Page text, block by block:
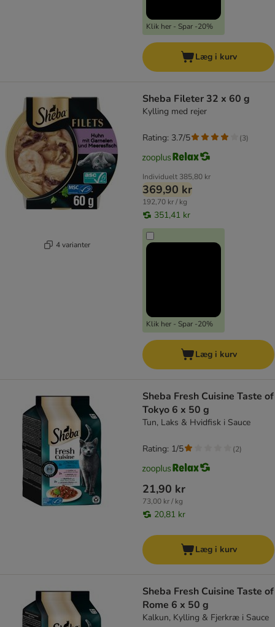
Klik her - Spar -20%
Læg i kurv
4 varianter
Sheba Fileter 32 x 60 g
Kylling med rejer
Individuelt 385,80 kr
369,90 kr
192,70 kr / kg
351,41 kr
Klik her - Spar -20%
Rating: 3.7/5 (3)
Læg i kurv
Sheba Fresh Cuisine Taste of
Tokyo 6 x 50 g
Tun, Laks & Hvidfisk i Sauce
21,90 kr
73,00 kr / kg
20,81 kr
Rating: 1/5 (2)
Læg i kurv
Sheba Fresh Cuisine Taste of
Rome 6 x 50 g
Kalkun, Kylling & Fjerkræ i Sauce